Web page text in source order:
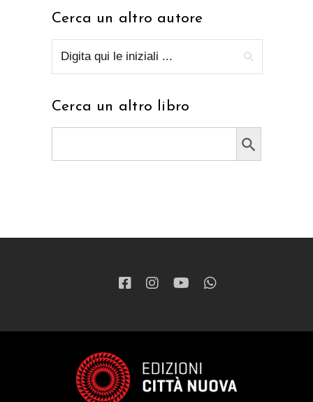
Cerca un altro autore
Cerca un altro libro
Search Button